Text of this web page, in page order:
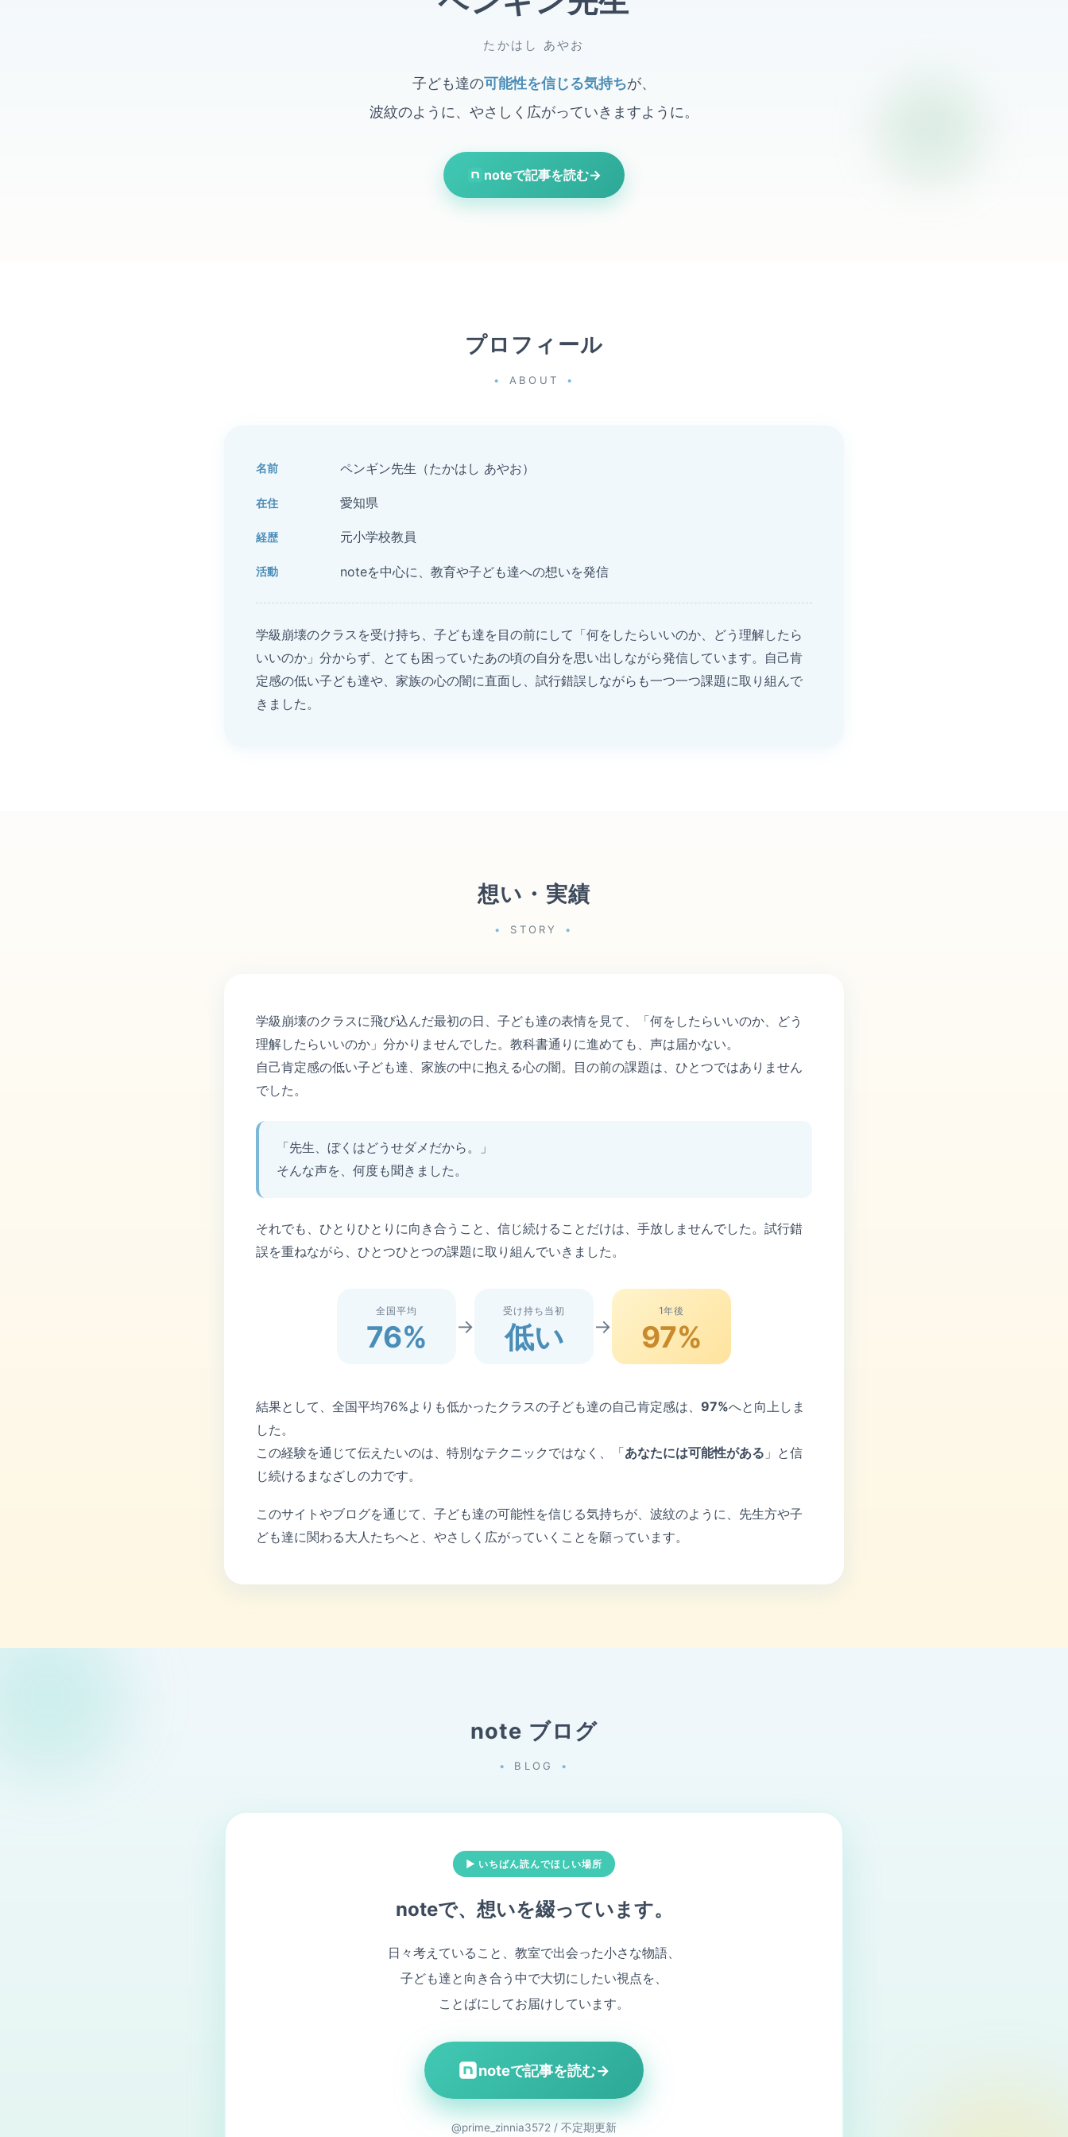
たかはし あやお
子ども達の可能性を信じる気持ちが、
波紋のように、やさしく広がっていきますように。
noteで記事を読む→
プロフィール
ABOUT
名前 ペンギン先生（たかはし あやお）
在住 愛知県
経歴 元小学校教員
活動 noteを中心に、教育や子ども達への想いを発信
学級崩壊のクラスを受け持ち、子ども達を目の前にして「何をしたらいいのか、どう理解したら
いいのか」分からず、とても困っていたあの頃の自分を思い出しながら発信しています。自己肯
定感の低い子ども達や、家族の心の闇に直面し、試行錯誤しながらも一つ一つ課題に取り組んで
きました。
想い・実績
STORY
学級崩壊のクラスに飛び込んだ最初の日、子ども達の表情を見て、「何をしたらいいのか、どう
理解したらいいのか」分かりませんでした。教科書通りに進めても、声は届かない。
自己肯定感の低い子ども達、家族の中に抱える心の闇。目の前の課題は、ひとつではありません
でした。
「先生、ぼくはどうせダメだから。」
そんな声を、何度も聞きました。
それでも、ひとりひとりに向き合うこと、信じ続けることだけは、手放しませんでした。試行錯
誤を重ねながら、ひとつひとつの課題に取り組んでいきました。
全国平均
76% →
受け持ち当初
低い →
1年後
97%
結果として、全国平均76%よりも低かったクラスの子ども達の自己肯定感は、 97%へと向上しま
した。
この経験を通じて伝えたいのは、特別なテクニックではなく、「あなたには可能性がある 」と信
じ続けるまなざしの力です。
このサイトやブログを通じて、子ども達の可能性を信じる気持ちが、波紋のように、先生方や子
ども達に関わる大人たちへと、やさしく広がっていくことを願っています。
note ブログ
BLOG
▶ いちばん読んでほしい場所
noteで、想いを綴っています。
日々考えていること、教室で出会った小さな物語、
子ども達と向き合う中で大切にしたい視点を、
ことばにしてお届けしています。
noteで記事を読む→
@prime_zinnia3572 / 不定期更新